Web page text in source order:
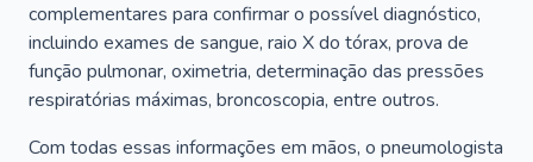
complementares para confirmar o possível diagnóstico,
incluindo exames de sangue, raio X do tórax, prova de
função pulmonar, oximetria, determinação das pressões
respiratórias máximas, broncoscopia, entre outros.
Com todas essas informações em mãos, o pneumologista